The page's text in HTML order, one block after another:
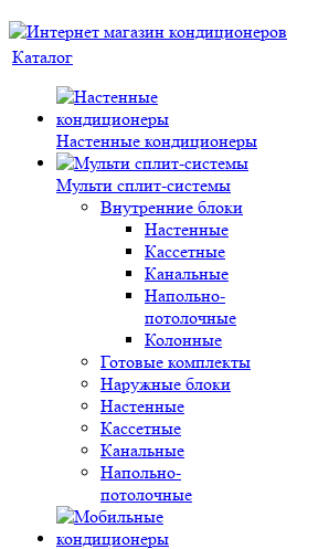
Каталог
Настенные кондиционеры
Мульти сплит-системы
Внутренние блоки
Настенные
Кассетные
Канальные
Напольно-
потолочные
Колонные
Готовые комплекты
Наружные блоки
Настенные
Кассетные
Канальные
Напольно-
потолочные